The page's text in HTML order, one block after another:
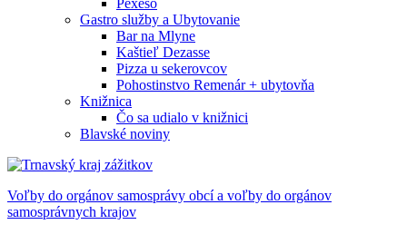
Pexeso
Gastro služby a Ubytovanie
Bar na Mlyne
Kaštieľ Dezasse
Pizza u sekerovcov
Pohostinstvo Remenár + ubytovňa
Knižnica
Čo sa udialo v knižnici
Blavské noviny
Voľby do orgánov samosprávy obcí a voľby do orgánov
samosprávnych krajov